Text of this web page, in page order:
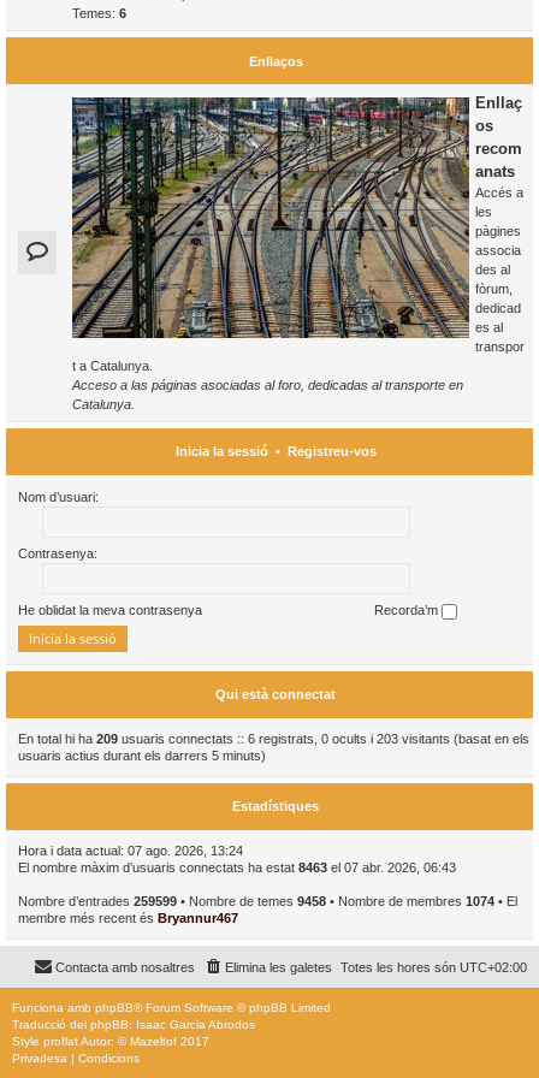
Temes: 6
Enllaços
Enllaç
os
recom
anats
Accés a
les
pàgines
associa
des al
fòrum,
dedicad
es al
transpor
t a Catalunya.
Acceso a las páginas asociadas al foro, dedicadas al transporte en
Catalunya.
Inicia la sessió• Registreu-vos
Nom d’usuari:
Contrasenya:
He oblidat la meva contrasenya Recorda’m
Qui està connectat
En total hi ha 209 usuaris connectats :: 6 registrats, 0 ocults i 203 visitants (basat en els
usuaris actius durant els darrers 5 minuts)
Estadístiques
Hora i data actual: 07 ago. 2026, 13:24
El nombre màxim d’usuaris connectats ha estat 8463 el 07 abr. 2026, 06:43
Nombre d’entrades 259599 • Nombre de temes 9458 • Nombre de membres 1074 • El
membre més recent és Bryannur467
Totes les hores són UTC+02:00
Elimina les galetes
Contacta amb nosaltres
Funciona amb phpBB® Forum Software © phpBB Limited
Traducció del phpBB: Isaac Garcia Abrodos
Style proflatAutor: ©Mazeltof 2017
Privadesa | Condicions